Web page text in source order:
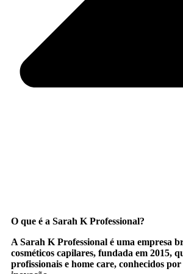
O que é a Sarah K Professional?
A Sarah K Professional é uma empresa
cosméticos capilares, fundada em 2015,
profissionais e home care, conhecidos